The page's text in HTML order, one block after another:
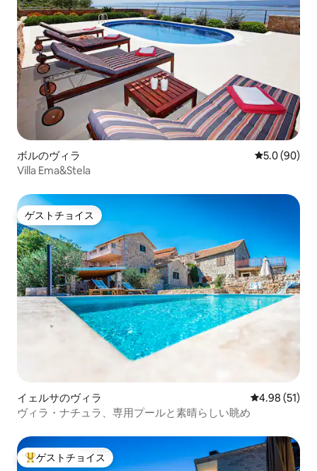
ボルのヴィラ レビュー90
5.0 (90)
Villa Ema&Stela
ゲストチョイス
ゲストチョイス
イェルサのヴィラ レビュー51
4.98 (51)
ヴィラ・ナチュラ、専用プールと素晴らしい眺め
大好評のゲストチョイスです。
ゲストチョイス